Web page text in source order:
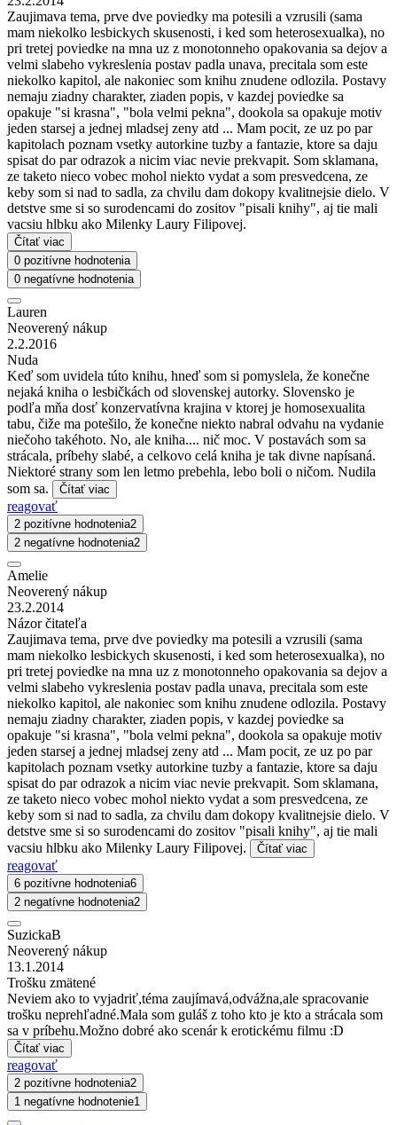
Zaujimava tema, prve dve poviedky ma potesili a vzrusili (sama
mam niekolko lesbickych skusenosti, i ked som heterosexualka), no
pri tretej poviedke na mna uz z monotonneho opakovania sa dejov a
velmi slabeho vykreslenia postav padla unava, precitala som este
niekolko kapitol, ale nakoniec som knihu znudene odlozila. Postavy
nemaju ziadny charakter, ziaden popis, v kazdej poviedke sa
opakuje "si krasna", "bola velmi pekna", dookola sa opakuje motiv
jeden starsej a jednej mladsej zeny atd ... Mam pocit, ze uz po par
kapitolach poznam vsetky autorkine tuzby a fantazie, ktore sa daju
spisat do par odrazok a nicim viac nevie prekvapit. Som sklamana,
ze taketo nieco vobec mohol niekto vydat a som presvedcena, ze
keby som si nad to sadla, za chvilu dam dokopy kvalitnejsie dielo. V
detstve sme si so surodencami do zositov "pisali knihy", aj tie mali
vacsiu hlbku ako Milenky Laury Filipovej.
Čítať viac
0 pozitívne hodnotenia
0 negatívne hodnotenia
Lauren
Neoverený nákup
2.2.2016
Nuda
Keď som uvidela túto knihu, hneď som si pomyslela, že konečne
nejaká kniha o lesbičkách od slovenskej autorky. Slovensko je
podľa mňa dosť konzervatívna krajina v ktorej je homosexualita
tabu, čiže ma potešilo, že konečne niekto nabral odvahu na vydanie
niečoho takéhoto. No, ale kniha.... nič moc. V postavách som sa
strácala, príbehy slabé, a celkovo celá kniha je tak divne napísaná.
Niektoré strany som len letmo prebehla, lebo boli o ničom. Nudila
som sa.
Čítať viac
reagovať
2 pozitívne hodnotenia2
2 negatívne hodnotenia2
Amelie
Neoverený nákup
23.2.2014
Názor čitateľa
Zaujimava tema, prve dve poviedky ma potesili a vzrusili (sama
mam niekolko lesbickych skusenosti, i ked som heterosexualka), no
pri tretej poviedke na mna uz z monotonneho opakovania sa dejov a
velmi slabeho vykreslenia postav padla unava, precitala som este
niekolko kapitol, ale nakoniec som knihu znudene odlozila. Postavy
nemaju ziadny charakter, ziaden popis, v kazdej poviedke sa
opakuje "si krasna", "bola velmi pekna", dookola sa opakuje motiv
jeden starsej a jednej mladsej zeny atd ... Mam pocit, ze uz po par
kapitolach poznam vsetky autorkine tuzby a fantazie, ktore sa daju
spisat do par odrazok a nicim viac nevie prekvapit. Som sklamana,
ze taketo nieco vobec mohol niekto vydat a som presvedcena, ze
keby som si nad to sadla, za chvilu dam dokopy kvalitnejsie dielo. V
detstve sme si so surodencami do zositov "pisali knihy", aj tie mali
vacsiu hlbku ako Milenky Laury Filipovej.
Čítať viac
reagovať
6 pozitívne hodnotenia6
2 negatívne hodnotenia2
SuzickaB
Neoverený nákup
13.1.2014
Trošku zmätené
Neviem ako to vyjadriť,téma zaujímavá,odvážna,ale spracovanie
trošku neprehľadné.Mala som guláš z toho kto je kto a strácala som
sa v príbehu.Možno dobré ako scenár k erotickému filmu :D
Čítať viac
reagovať
2 pozitívne hodnotenia2
1 negatívne hodnotenie1